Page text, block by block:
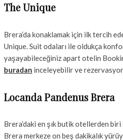
The Unique
Brera’da konaklamak için ilk tercih
Unique. Suit odaları ile oldukça
yaşayabileceğiniz apart otelin
buradan inceleyebilir ve
Locanda Pandenus Brera
Brera’daki en şık butik otellerden
Brera merkeze on beş dakikalık